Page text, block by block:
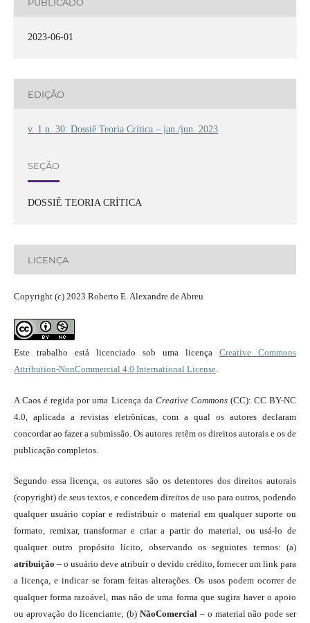
2023-06-01
EDIÇÃO
v. 1 n. 30: Dossiê Teoria Crítica – jan./jun. 2023
SEÇÃO
DOSSIÊ TEORIA CRÍTICA
LICENÇA
Copyright (c) 2023 Roberto E. Alexandre de Abreu
Este trabalho está licenciado sob uma licençaCreative Commons
Attribution-NonCommercial 4.0 International License.
A Caos é regida por uma Licença da Creative Commons(CC): CC BY-NC
4.0, aplicada a revistas eletrônicas, com a qual os autores declaram
concordar ao fazer a submissão. Os autores retêm os direitos autorais e os de
publicação completos.
Segundo essa licença, os autores são os detentores dos direitos autorais
(copyright) de seus textos, e concedem direitos de uso para outros, podendo
qualquer usuário copiar e redistribuir o material em qualquer suporte ou
formato, remixar, transformar e criar a partir do material, ou usá-lo de
qualquer outro propósito lícito, observando os seguintes termos: (a)
atribuição – o usuário deve atribuir o devido crédito, fornecer um link para
a licença, e indicar se foram feitas alterações. Os usos podem ocorrer de
qualquer forma razoável, mas não de uma forma que sugira haver o apoio
ou aprovação do licenciante; (b)NãoComercial – o material não pode ser